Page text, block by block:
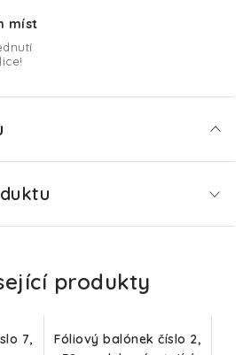
míst
produkty
7,
Fóliový balónek číslo 2,